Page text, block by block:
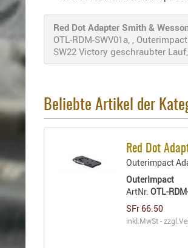
Red Dot Adapter Smith &
OTL-RDM-SWV01a, ,
SW22 Victory geschraubter
Beliebte Artikel der
Red Dot
Outerimpact
OuterImpact
ArtNr.OTL-
SFr 66.50
inkl.MwSt - zzgl.